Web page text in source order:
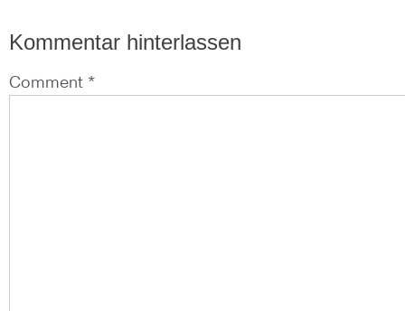
Kommentar hinterlassen
Comment *